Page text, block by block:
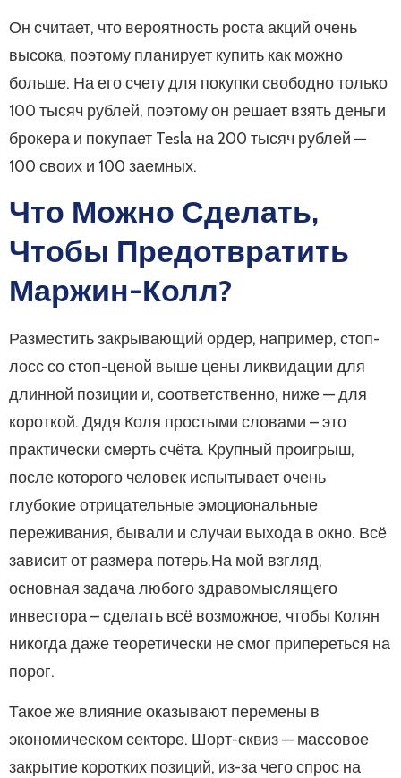
Он считает, что вероятность роста акций очень
высока, поэтому планирует купить как можно
больше. На его счету для покупки свободно только
100 тысяч рублей, поэтому он решает взять деньги
брокера и покупает Tesla на 200 тысяч рублей —
100 своих и 100 заемных.
Что Можно Сделать,
Чтобы Предотвратить
Маржин-Колл?
Разместить закрывающий ордер, например, стоп-
лосс со стоп-ценой выше цены ликвидации для
длинной позиции и, соответственно, ниже — для
короткой. Дядя Коля простыми словами – это
практически смерть счёта. Крупный проигрыш,
после которого человек испытывает очень
глубокие отрицательные эмоциональные
переживания, бывали и случаи выхода в окно. Всё
зависит от размера потерь.На мой взгляд,
основная задача любого здравомыслящего
инвестора – сделать всё возможное, чтобы Колян
никогда даже теоретически не смог припереться на
порог.
Такое же влияние оказывают перемены в
экономическом секторе. Шорт-сквиз — массовое
закрытие коротких позиций, из-за чего спрос на